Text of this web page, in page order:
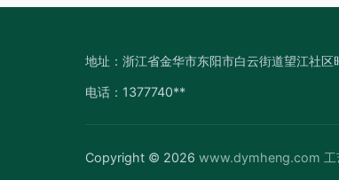
地址：浙江省金华市东阳市白云街道望江社区
电话：1377740**
Copyright © 2026 www.dymheng.com